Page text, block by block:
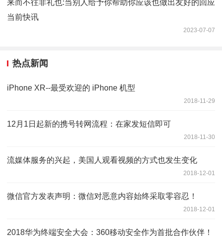
来而不往非礼也:当别人给予你帮助你应该也做出友好的回应
当前快讯
2023-07-07
热点新闻
iPhone XR--最受欢迎的 iPhone 机型
2018-11-29
12月1日起新的携号转网流程：在家发短信即可
2018-11-30
流媒体服务的兴起，美国人观看视频的方式也发生变化
2018-12-01
微信官方发表声明：微信对恶意内容始终采取零容忍！
2018-12-01
2018华为终端安全大会：360移动安全作为首批合作伙伴！